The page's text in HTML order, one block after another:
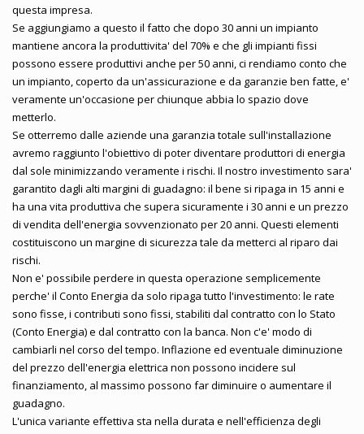
questa impresa.
Se aggiungiamo a questo il fatto che dopo 30 anni un impianto
mantiene ancora la produttivita' del 70% e che gli impianti fissi
possono essere produttivi anche per 50 anni, ci rendiamo conto che
un impianto, coperto da un'assicurazione e da garanzie ben fatte, e'
veramente un'occasione per chiunque abbia lo spazio dove
metterlo.
Se otterremo dalle aziende una garanzia totale sull'installazione
avremo raggiunto l'obiettivo di poter diventare produttori di energia
dal sole minimizzando veramente i rischi. Il nostro investimento sara'
garantito dagli alti margini di guadagno: il bene si ripaga in 15 anni e
ha una vita produttiva che supera sicuramente i 30 anni e un prezzo
di vendita dell'energia sovvenzionato per 20 anni. Questi elementi
costituiscono un margine di sicurezza tale da metterci al riparo dai
rischi.
Non e' possibile perdere in questa operazione semplicemente
perche' il Conto Energia da solo ripaga tutto l'investimento: le rate
sono fisse, i contributi sono fissi, stabiliti dal contratto con lo Stato
(Conto Energia) e dal contratto con la banca. Non c'e' modo di
cambiarli nel corso del tempo. Inflazione ed eventuale diminuzione
del prezzo dell'energia elettrica non possono incidere sul
finanziamento, al massimo possono far diminuire o aumentare il
guadagno.
L'unica variante effettiva sta nella durata e nell'efficienza degli